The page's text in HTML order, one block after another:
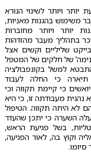
ויותר לשינוי הנורא
משימוש בהגנות מאניות,
יותר ויותר מחוברות
בתהליך מעבר מהזדהות
שליליים וקשים אצל
של חלקים של המטפל
למשל בקונפבולציה
כי החלה לעבוד
כי קיימת תקווה וכי
מעבודתה זו, כי היא
לא היתה תקווה. הטיפול
השערה כי יתכן שהעדר
בשל פגיעת הראש,
וקוץ בה, לאור הפגיעה,